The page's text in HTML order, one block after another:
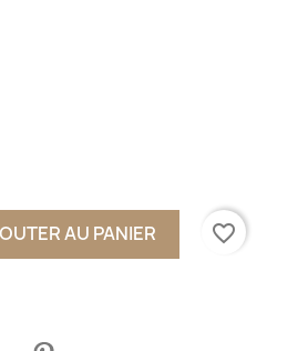
AU PANIER favorite_border